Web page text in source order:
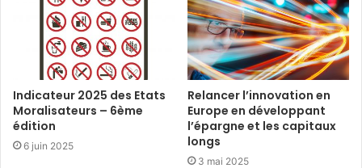
Indicateur 2025 des Etats
Moralisateurs – 6ème
édition
6 juin 2025
Relancer l’innovation en
Europe en développant
l’épargne et les capitaux
longs
3 mai 2025